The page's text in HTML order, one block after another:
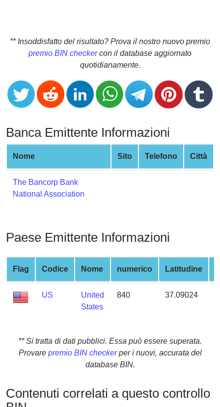
Validator
Credit
Generator
Random
Credit
Generator
Generate
Credit
Card
from
BIN
Checker
Service
What
is
My
BIN
Checker
** Insoddisfatto del risultato? Prova il nostro nuovo premio
premio BIN checkercon il database aggiornato
quotidianamente.
Banca Emittente Informazioni
Nome Sito Telefono Città
The Bancorp Bank
National Association
Paese Emittente Informazioni
Flag Codice Nome numerico Latitudine
US
United
States
840 37.09024
** Si tratta di dati pubblici. Essa può essere superata.
Provare premio BIN checkerper i nuovi, accurata del
database BIN.
Contenuti correlati a questo controllo